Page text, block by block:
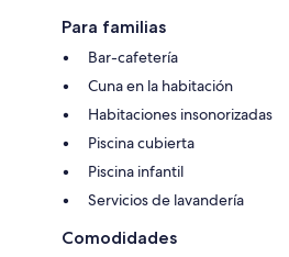
Para familias
Bar-cafetería
Cuna en la habitación
Habitaciones insonorizadas
Piscina cubierta
Piscina infantil
Servicios de lavandería
Comodidades